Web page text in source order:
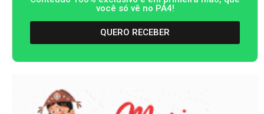
você só vê no PA4!
QUERO RECEBER